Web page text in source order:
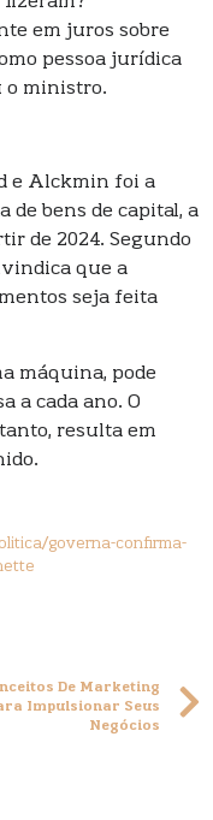
em juros sobre
pessoa jurídica
o ministro.
e Alckmin foi a
de bens de capital, a
de 2024. Segundo
que a
seja feita
máquina, pode
a cada ano. O
resulta em
governa-confirma-
De Marketing
Impulsionar Seus
Negócios